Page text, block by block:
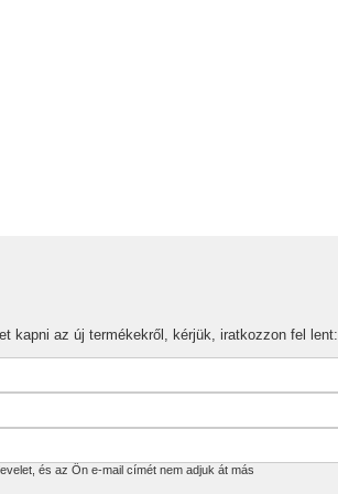
kapni az új termékekről, kérjük, iratkozzon fel lent:
és az Ön e-mail címét nem adjuk át más